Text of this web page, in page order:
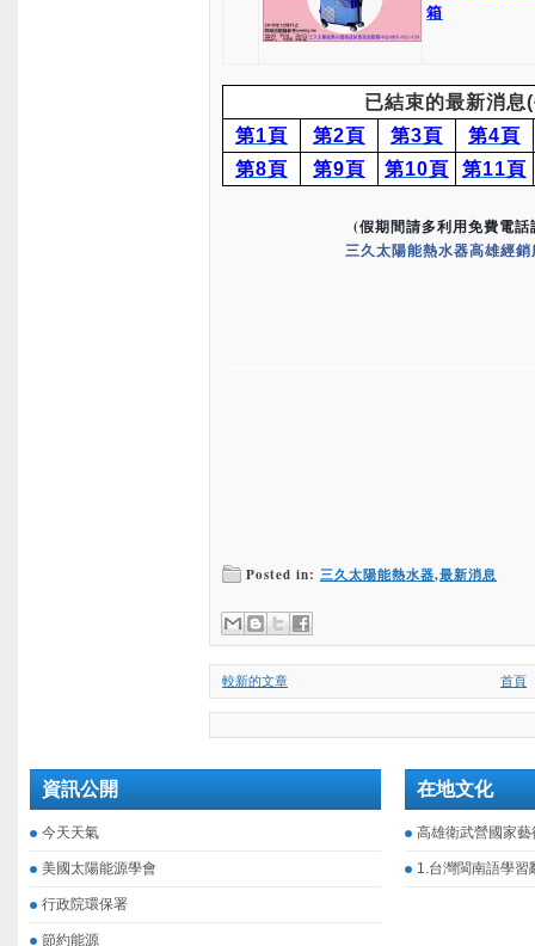
箱
已結束的最新消息
第1頁
第2頁 第3頁
第4頁
第8頁
第9頁 第10頁 第11頁
(假期間請多利用免費電
三久太陽能熱水器高雄經
Posted in: 三久太陽能熱水器,最新消息
較新的文章 首頁
資訊公開
今天天氣
美國太陽能源學會
行政院環保署
節約能源
在地文化
高雄衛武營國家藝
1.台灣閩南語學習